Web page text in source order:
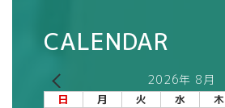
CALENDAR
2026年 8月
日 月 火 水 木